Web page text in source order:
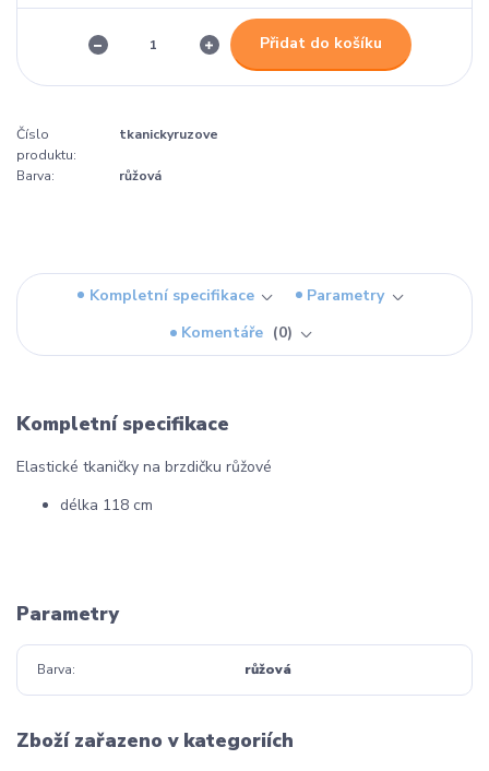
Přidat do košíku
Číslo
produktu:
tkanickyruzove
Barva: růžová
Kompletní specifikace
Parametry
Komentáře
0
Kompletní specifikace
Elastické tkaničky na brzdičku růžové
délka 118 cm
Parametry
Barva růžová
Zboží zařazeno v kategoriích